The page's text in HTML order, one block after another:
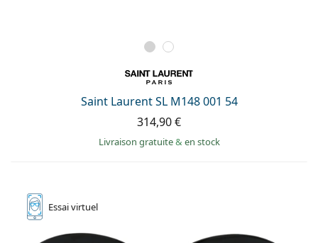
Saint Laurent SL M148 001 54
314,90 €
Livraison gratuite& en stock
Essaivirtuel